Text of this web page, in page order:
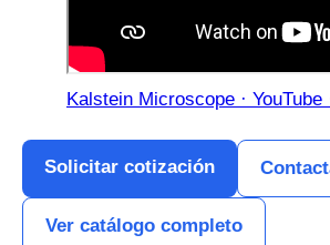
Kalstein Microscope · YouTube
Solicitar cotización
Ver catálogo completo